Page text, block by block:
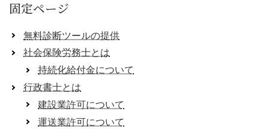
固定ページ
無料診断ツールの提供
社会保険労務士とは
持続化給付金について
行政書士とは
建設業許可について
運送業許可について